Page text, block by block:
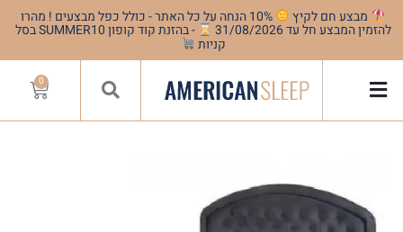
מבצע חם לקיץ 10% הנחה על כל האתר - כולל כפל מבצעים ! מהרו
להזמין המבצע חל עד 31/08/2026 - בהזנת קוד קופון SUMMER10 בסל
קניות
0